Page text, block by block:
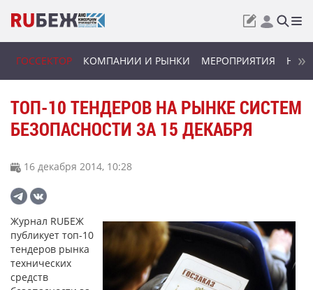
ГОССЕКТОР КОМПАНИИ И РЫНКИ МЕРОПРИЯТИЯ
ТОП-10 ТЕНДЕРОВ НА РЫНКЕ СИСТЕМ
БЕЗОПАСНОСТИ ЗА 15 ДЕКАБРЯ
16 декабря 2014, 10:28
Журнал RUБЕЖ
публикует топ-10
тендеров рынка
технических
средств